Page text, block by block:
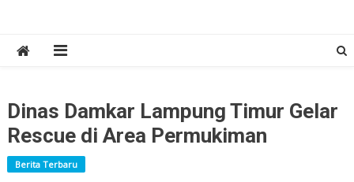
Dinas Damkar Lampung Timur Gelar
Rescue di Area Permukiman
Berita Terbaru